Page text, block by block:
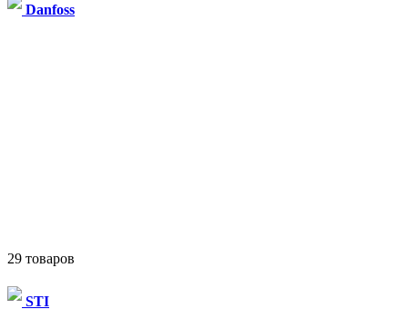
Danfoss
29 товаров
STI